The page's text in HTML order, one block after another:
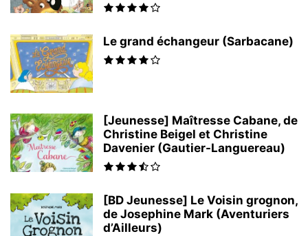
Le grand échangeur (Sarbacane)
[Jeunesse] Maîtresse Cabane, de
Christine Beigel et Christine
Davenier (Gautier-Languereau)
[BD Jeunesse] Le Voisin grognon,
de Josephine Mark (Aventuriers
d’Ailleurs)